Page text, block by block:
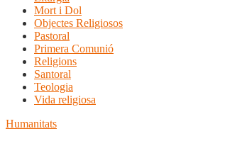
Mort i Dol
Objectes Religiosos
Pastoral
Primera Comunió
Religions
Santoral
Teologia
Vida religiosa
Humanitats